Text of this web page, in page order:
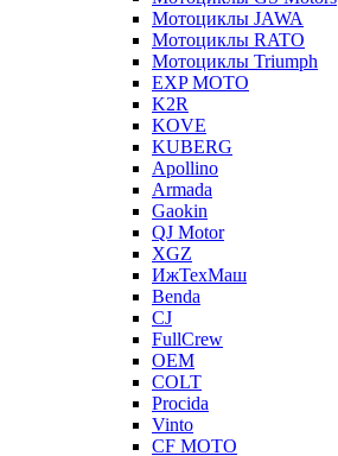
Мотоциклы JAWA
Мотоциклы RATO
Мотоциклы Triumph
EXP MOTO
K2R
KOVE
KUBERG
Apollino
Armada
Gaokin
QJ Motor
XGZ
ИжТехМаш
Benda
CJ
FullCrew
OEM
COLT
Procida
Vinto
CF MOTO